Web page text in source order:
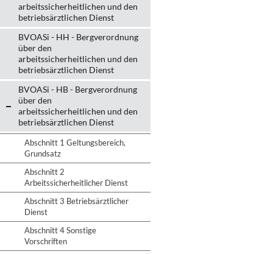
arbeitssicherheitlichen und den
betriebsärztlichen Dienst
BVOASi - HH - Bergverordnung
über den
arbeitssicherheitlichen und den
betriebsärztlichen Dienst
BVOASi - HB - Bergverordnung
über den
arbeitssicherheitlichen und den
betriebsärztlichen Dienst
Abschnitt 1 Geltungsbereich,
Grundsatz
Abschnitt 2
Arbeitssicherheitlicher Dienst
Abschnitt 3 Betriebsärztlicher
Dienst
Abschnitt 4 Sonstige
Vorschriften